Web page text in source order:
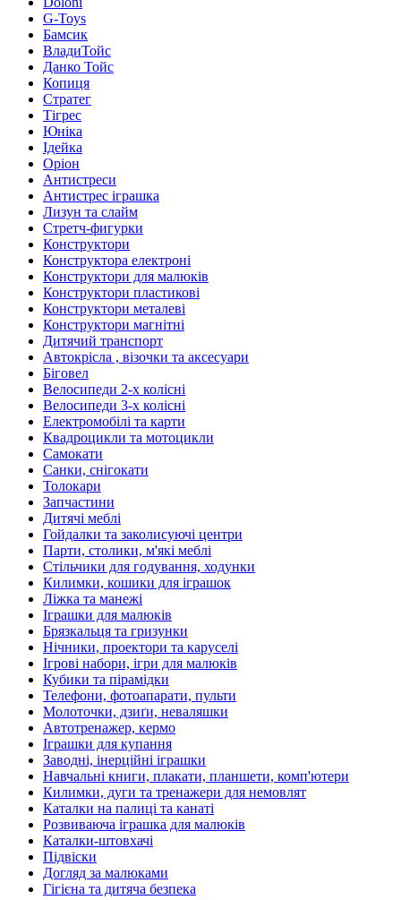
G-Toys
Бамсик
ВладиТойс
Данко Тойс
Копиця
Стратег
Тігрес
Юніка
Ідейка
Оріон
Антистреси
Антистрес іграшка
Лизун та слайм
Стретч-фигурки
Конструктори
Конструктора електроні
Конструктори для малюків
Конструктори пластикові
Конструктори металеві
Конструктори магнітні
Дитячий транспорт
Автокрісла , візочки та аксесуари
Біговел
Велосипеди 2-х колісні
Велосипеди 3-х колісні
Електромобілі та карти
Квадроцикли та мотоцикли
Самокати
Санки, снігокати
Толокари
Запчастини
Дитячі меблі
Гойдалки та заколисуючі центри
Парти, столики, м'які меблі
Стільчики для годування, ходунки
Килимки, кошики для іграшок
Ліжка та манежі
Іграшки для малюків
Брязкальця та гризунки
Нічники, проектори та каруселі
Ігрові набори, ігри для малюків
Кубики та пірамідки
Телефони, фотоапарати, пульти
Молоточки, дзиґи, неваляшки
Автотренажер, кермо
Іграшки для купання
Заводні, інерційні іграшки
Навчальні книги, плакати, планшети, комп'ютери
Килимки, дуги та тренажери для немовлят
Каталки на палиці та канаті
Розвиваюча іграшка для малюків
Каталки-штовхачі
Підвіски
Догляд за малюками
Гігієна та дитяча безпека